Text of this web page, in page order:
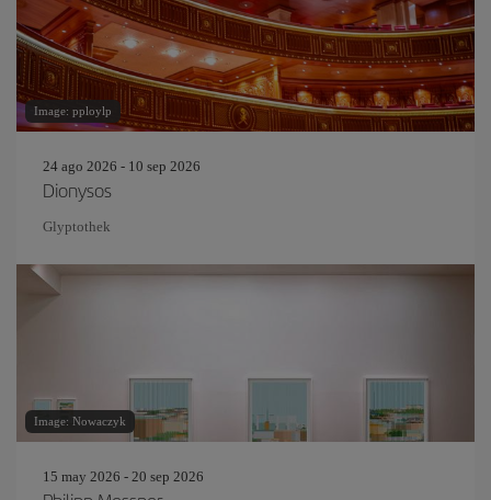
Image: pploylp
24 ago 2026 - 10 sep 2026
Dionysos
Glyptothek
Image: Nowaczyk
15 may 2026 - 20 sep 2026